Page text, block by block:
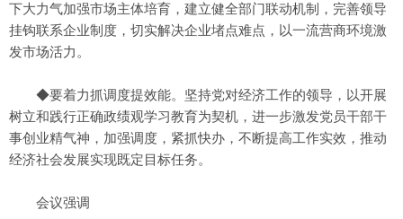
下大力气加强市场主体培育，建立健全部门联动机制，完善领导
挂钩联系企业制度，切实解决企业堵点难点，以一流营商环境激
发市场活力。
◆要着力抓调度提效能。坚持党对经济工作的领导，以开展
树立和践行正确政绩观学习教育为契机，进一步激发党员干部干
事创业精气神，加强调度，紧抓快办，不断提高工作实效，推动
经济社会发展实现既定目标任务。
会议强调